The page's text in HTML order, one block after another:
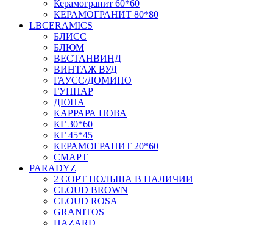
Керамогранит 60*60
КЕРАМОГРАНИТ 80*80
LBCERAMICS
БЛИСС
БЛЮМ
ВЕСТАНВИНД
ВИНТАЖ ВУД
ГАУСС/ДОМИНО
ГУННАР
ДЮНА
КАРРАРА НОВА
КГ 30*60
КГ 45*45
КЕРАМОГРАНИТ 20*60
СМАРТ
PARADYZ
2 СОРТ ПОЛЬША В НАЛИЧИИ
CLOUD BROWN
CLOUD ROSA
GRANITOS